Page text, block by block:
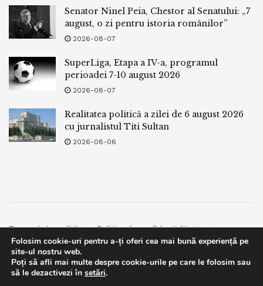
Senator Ninel Peia, Chestor al Senatului: „7
august, o zi pentru istoria românilor”
2026-08-07
SuperLiga, Etapa a IV-a, programul
perioadei 7-10 august 2026
2026-08-07
Realitatea politică a zilei de 6 august 2026
cu jurnalistul Titi Sultan
2026-08-06
Termeni si conditii
Politica de confidentialitate
Facebook
Contact
© 2019bpnews- Business & Politics Newsbpnews.
Folosim cookie-uri pentru a-ți oferi cea mai bună experiență pe
site-ul nostru web.
Poți să afli mai multe despre cookie-urile pe care le folosim sau
să le dezactivezi în setări.
This website uses GDPR cookies. By continuing to use this